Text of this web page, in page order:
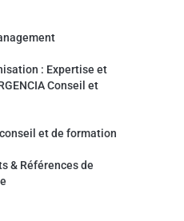
: Expertise et
Conseil et
et de formation
& Références de